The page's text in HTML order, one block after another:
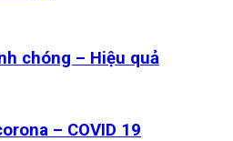
chóng – Hiệu quả
– COVID 19